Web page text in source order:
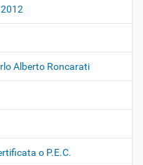
Alberto Roncarati
o P.E.C.